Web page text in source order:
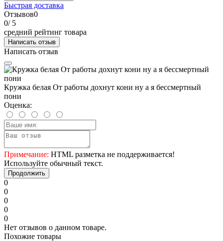
Быстрая доставка
Отзывов0
0/ 5
средний рейтинг товара
Написать отзыв
Написать отзыв
Кружка белая От работы дохнут кони ну а я бессмертный
пони
Оценка:
Примечание: HTML разметка не поддерживается!
Используйте обычный текст.
Продолжить
0
0
0
0
0
Нет отзывов о данном товаре.
Похожие товары